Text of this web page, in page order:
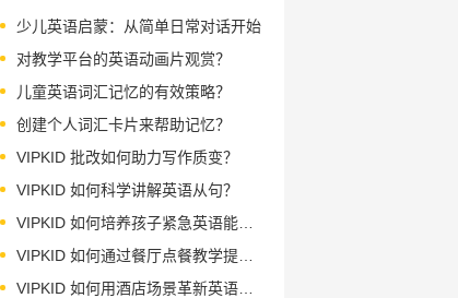
少儿英语启蒙：从简单日常对话开始
对教学平台的英语动画片观赏？
儿童英语词汇记忆的有效策略？
创建个人词汇卡片来帮助记忆？
VIPKID 批改如何助力写作质变？
VIPKID 如何科学讲解英语从句？
VIPKID 如何培养孩子紧急英语能力？
VIPKID 如何通过餐厅点餐教学提升少儿英语应用能力？
VIPKID 如何用酒店场景革新英语教学？